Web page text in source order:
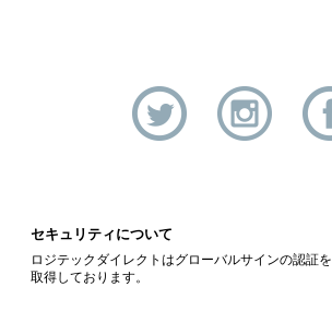
セキュリティについて
ロジテックダイレクトはグローバルサインの認証を
取得しております。